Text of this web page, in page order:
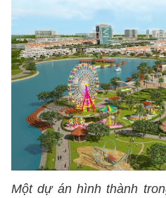
Một dự án hình thành